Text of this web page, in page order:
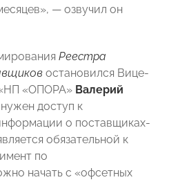
— озвучил он
Реестра
остановился Вице-
«ОПОРА» Валерий
доступ к
о поставщиках-
обязательной к
по
начать с «офсетных